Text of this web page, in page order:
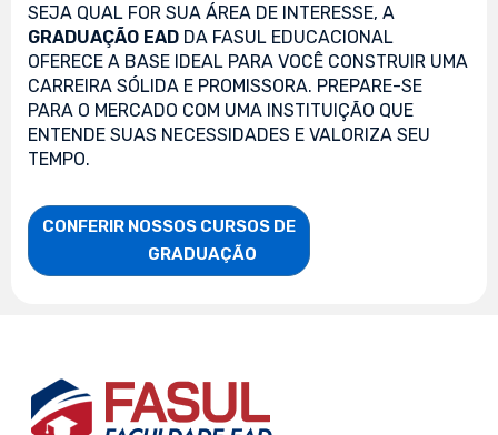
SEJA QUAL FOR SUA ÁREA DE INTERESSE, A
GRADUAÇÃO EAD DA FASUL EDUCACIONAL
OFERECE A BASE IDEAL PARA VOCÊ CONSTRUIR UMA
CARREIRA SÓLIDA E PROMISSORA. PREPARE-SE
PARA O MERCADO COM UMA INSTITUIÇÃO QUE
ENTENDE SUAS NECESSIDADES E VALORIZA SEU
TEMPO.
CONFERIR NOSSOS CURSOS DE
                    GRADUAÇÃO